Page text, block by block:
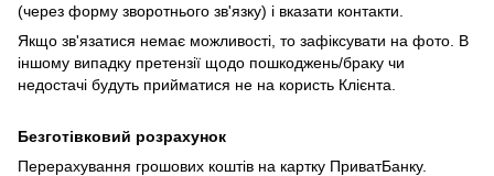
(через форму зворотнього зв'язку) і вказати контакти.
Якщо зв'язатися немає можливості, то зафіксувати на фото. В
іншому випадку претензії щодо пошкоджень/браку чи
недостачі будуть прийматися не на користь Клієнта.
Безготівковий розрахунок
Перерахування грошових коштів на картку ПриватБанку.